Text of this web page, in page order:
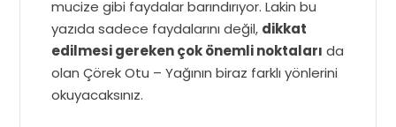
mucize gibi faydalar barındırıyor. Lakin bu
yazıda sadece faydalarını değil, dikkat
edilmesi gereken çok önemli noktaları da
olan Çörek Otu – Yağının biraz farklı yönlerini
okuyacaksınız.